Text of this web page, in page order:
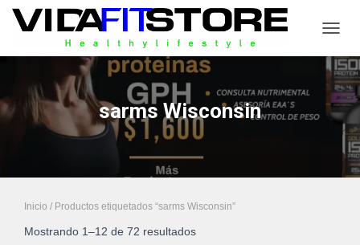
sarms Wisconsin
Inicio / Productos etiquetados “sarms Wisconsin”
Mostrando 1–12 de 72 resultados